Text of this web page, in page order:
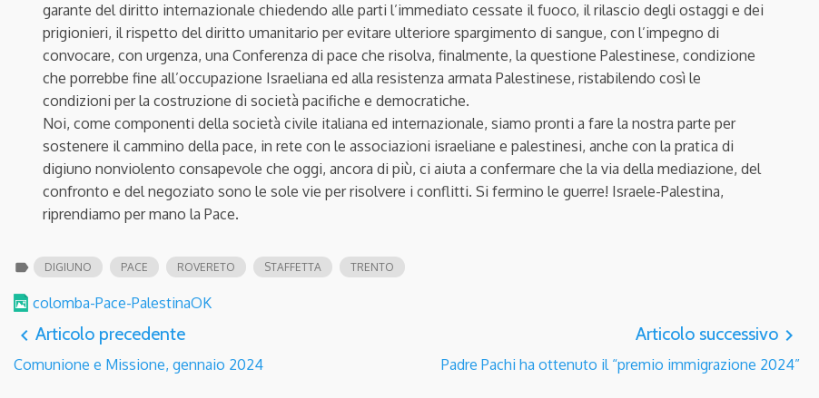
garante del diritto internazionale chiedendo alle parti l’immediato cessate il fuoco, il rilascio degli ostaggi e dei
prigionieri, il rispetto del diritto umanitario per evitare ulteriore spargimento di sangue, con l’impegno di
convocare, con urgenza, una Conferenza di pace che risolva, finalmente, la questione Palestinese, condizione
che porrebbe fine all’occupazione Israeliana ed alla resistenza armata Palestinese, ristabilendo così le
condizioni per la costruzione di società pacifiche e democratiche.
Noi, come componenti della società civile italiana ed internazionale, siamo pronti a fare la nostra parte per
sostenere il cammino della pace, in rete con le associazioni israeliane e palestinesi, anche con la pratica di
digiuno nonviolento consapevole che oggi, ancora di più, ci aiuta a confermare che la via della mediazione, del
confronto e del negoziato sono le sole vie per risolvere i conflitti. Si fermino le guerre! Israele-Palestina,
riprendiamo per mano la Pace.
label DIGIUNO PACE ROVERETO STAFFETTA TRENTO
colomba-Pace-PalestinaOK
navigate_before Articolo precedente
Comunione e Missione, gennaio 2024
Articolo successivo navigate_next
Padre Pachi ha ottenuto il “premio immigrazione 2024”